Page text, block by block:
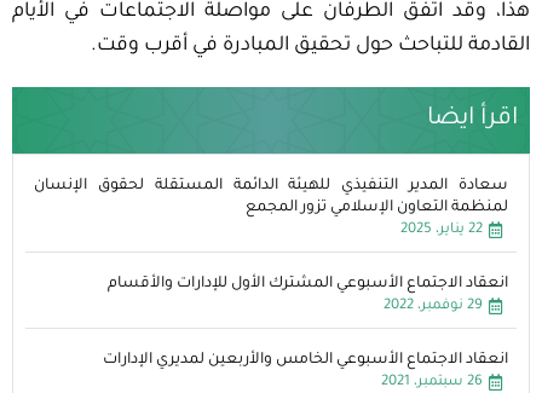
هذا، وقد اتفق الطرفان على مواصلة الاجتماعات في الأيام
القادمة للتباحث حول تحقيق المبادرة في أقرب وقت.
اقرأ ايضا
سعادة المدير التنفيذي للهيئة الدائمة المستقلة لحقوق الإنسان
لمنظمة التعاون الإسلامي تزور المجمع
22 يناير، 2025
انعقاد الاجتماع الأسبوعي المشترك الأول للإدارات والأقسام
29 نوفمبر، 2022
انعقاد الاجتماع الأسبوعي الخامس والأربعين لمديري الإدارات
26 سبتمبر، 2021